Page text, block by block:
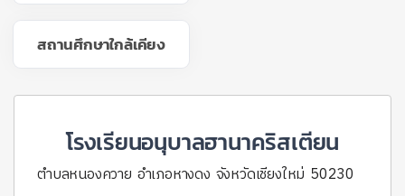
สถานศึกษาใกล้เคียง
โรงเรียนอนุบาลฮานาคริสเตียน
ตำบลหนองควาย อำเภอหางดง จังหวัดเชียงใหม่ 50230